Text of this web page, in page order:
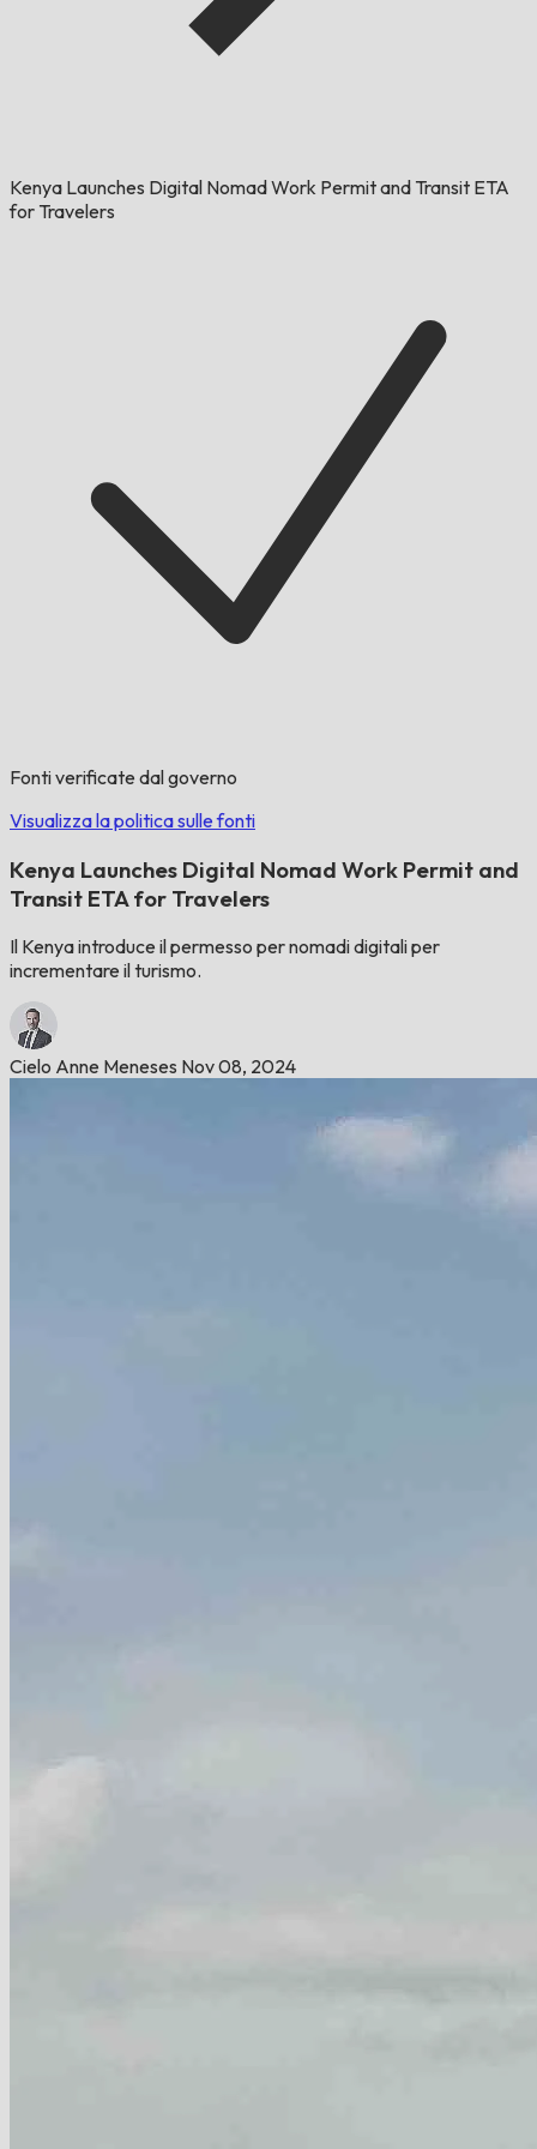
Kenya Launches Digital Nomad Work Permit and Transit ETA
for Travelers
Fonti verificate dal governo
Visualizza la politica sulle fonti
Kenya Launches Digital Nomad Work Permit and
Transit ETA for Travelers
Il Kenya introduce il permesso per nomadi digitali per
incrementare il turismo.
Cielo Anne Meneses Nov 08, 2024